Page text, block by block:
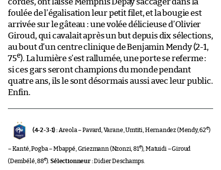
foulée de l’égalisation leur petit filet, et la bougie est
arrivée sur le gâteau : une volée délicieuse d’Olivier
Giroud, qui cavalait après un but depuis dix sélections,
au bout d’un centre clinique de Benjamin Mendy (2-1,
75e). La lumière s’est rallumée, une porte se referme :
si ces gars seront champions du monde pendant
quatre ans, ils le sont désormais aussi avec leur public.
Enfin.
(4-2-3-1) :Areola – Pavard, Varane, Umtiti, Hernandez (Mendy, 62e)
– Kanté, Pogba – Mbappé, Griezmann (Nzonzi, 81e), Matuidi – Giroud
(Dembélé, 88e).Sélectionneur :Didier Deschamps.